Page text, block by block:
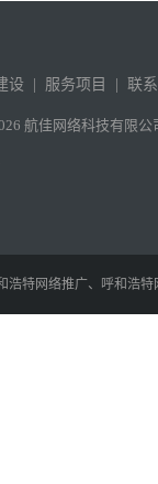
设 服务项目 联
航佳网络科技有限
浩特网络推广、 呼和浩特